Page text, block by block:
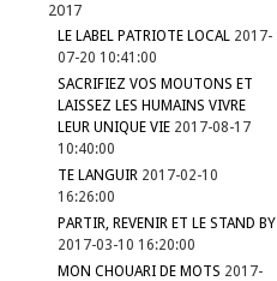
2017
LE LABEL PATRIOTE LOCAL 2017-
07-20 10:41:00
SACRIFIEZ VOS MOUTONS ET
LAISSEZ LES HUMAINS VIVRE
LEUR UNIQUE VIE 2017-08-17
10:40:00
TE LANGUIR 2017-02-10
16:26:00
PARTIR, REVENIR ET LE STAND BY
2017-03-10 16:20:00
MON CHOUARI DE MOTS 2017-